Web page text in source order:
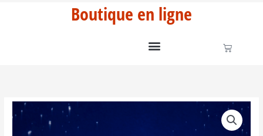
Boutique en ligne
Panier
quantité
de
Salière